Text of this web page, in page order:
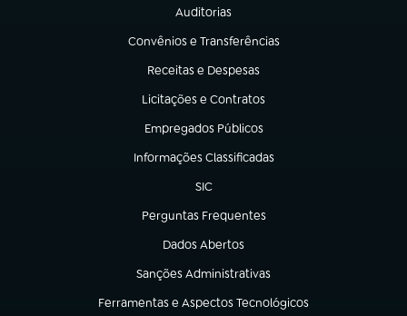
Auditorias
(abre em nova aba)
Convênios e Transferências
(abre em nova aba)
Receitas e Despesas
(abre em nova aba)
Licitações e Contratos
(abre em nova aba)
Empregados Públicos
(abre em nova aba)
Informações Classificadas
(abre em nova aba)
SIC
(abre em nova aba)
Perguntas Frequentes
(abre em nova aba)
Dados Abertos
(abre em nova aba)
Sanções Administrativas
(abre em nova aba)
Ferramentas e Aspectos Tecnológicos
(abre em nova aba)